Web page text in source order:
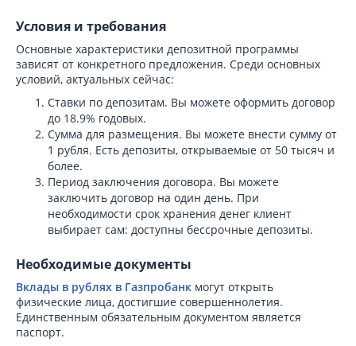
Условия и требования
Основные характеристики депозитной программы
зависят от конкретного предложения. Среди основных
условий, актуальных сейчас:
Ставки по депозитам. Вы можете оформить договор
до 18.9% годовых.
Сумма для размещения. Вы можете внести сумму от
1 рубля. Есть депозиты, открываемые от 50 тысяч и
более.
Период заключения договора. Вы можете
заключить договор на один день. При
необходимости срок хранения денег клиент
выбирает сам: доступны бессрочные депозиты.
Необходимые документы
Вклады в рублях в Газпробанк могут открыть
физические лица, достигшие совершеннолетия.
Единственным обязательным документом является
паспорт.